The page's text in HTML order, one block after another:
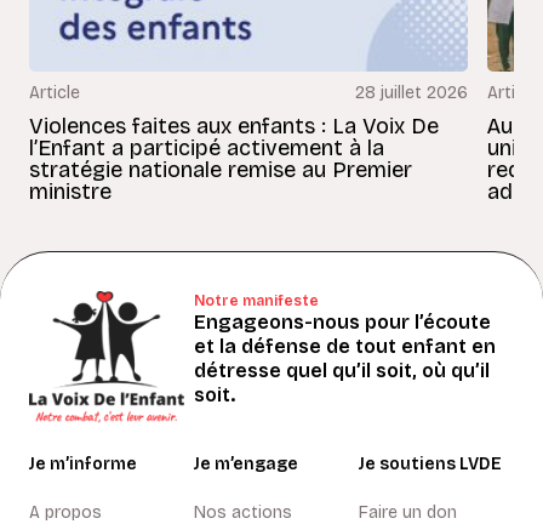
Article 28 juillet 2026
Violences faites aux enfants : La Voix De
l’Enfant a participé activement à la
stratégie nationale remise au Premier
ministre
Article
Au
Notre manifeste
Engageons-nous pour l’écoute
et la défense de tout enfant en
détresse quel qu’il soit, où qu’il
soit.
Je m’informe
A propos
Je m’engage
Nos actions
Je soutiens LVDE
Faire un don